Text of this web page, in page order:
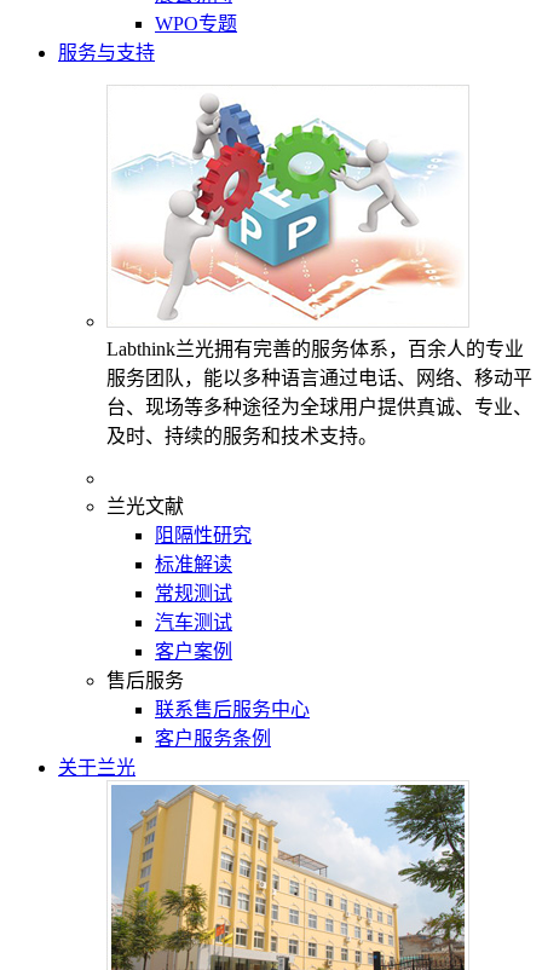
WPO专题
服务与支持
Labthink兰光拥有完善的服务体系，百余人的专业
服务团队，能以多种语言通过电话、网络、移动平
台、现场等多种途径为全球用户提供真诚、专业、
及时、持续的服务和技术支持。
兰光文献
阻隔性研究
标准解读
常规测试
汽车测试
客户案例
售后服务
联系售后服务中心
客户服务条例
关于兰光